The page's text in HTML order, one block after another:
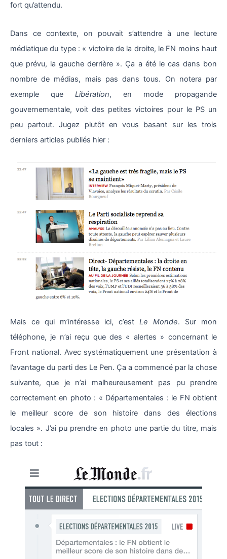
fort qu’attendu.
Dans ce contexte, on pouvait s’attendre à une lecture
médiatique du type : « victoire de la droite, le FN moins haut
que prévu, la gauche derrière ». Ça a été le cas dans bon
nombre de médias, mais pas dans tous. On notera par
exemple que Libération, en mode propagande
gouvernementale, voit des petites victoires pour le PS un
peu partout. Jugez plutôt en vous basant sur les trois
derniers articles publiés hier :
Mais ce qui m’intéresse ici, c’est Le Monde. Sur mon
téléphone, je n’ai reçu que des « alertes » concernant le
Front national. Avec systématiquement une présentation à
l’avantage du parti des Le Pen. Ça a commencé par la chose
suivante, que je n’ai malheureusement pas pu prendre
correctement en photo : « Départementales : le FN obtient
le meilleur score de son histoire dans des élections
locales ». J’ai pu prendre en photo une partie du titre, mais
pas tout :